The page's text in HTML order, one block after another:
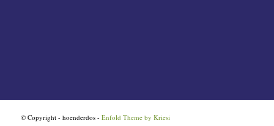
© Copyright - hoenderdos - Enfold Theme by Kriesi